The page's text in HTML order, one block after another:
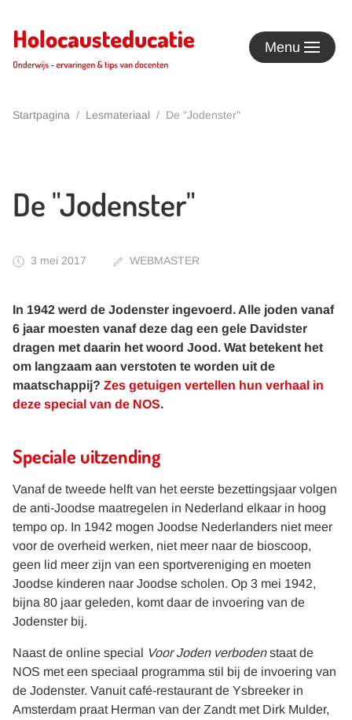
Terug naar hoofdinhoud Menu
Startpagina Lesmateriaal De "Jodenster"
De "Jodenster"
3 mei 2017 WEBMASTER
In 1942 werd de Jodenster ingevoerd. Alle joden vanaf
6 jaar moesten vanaf deze dag een gele Davidster
dragen met daarin het woord Jood. Wat betekent het
om langzaam aan verstoten te worden uit de
maatschappij? Zes getuigen vertellen hun verhaal in
deze special van de NOS.
Speciale uitzending
Vanaf de tweede helft van het eerste bezettingsjaar volgen
de anti-Joodse maatregelen in Nederland elkaar in hoog
tempo op. In 1942 mogen Joodse Nederlanders niet meer
voor de overheid werken, niet meer naar de bioscoop,
geen lid meer zijn van een sportvereniging en moeten
Joodse kinderen naar Joodse scholen. Op 3 mei 1942,
bijna 80 jaar geleden, komt daar de invoering van de
Jodenster bij.
Naast de online special Voor Joden verbodenstaat de
NOS met een speciaal programma stil bij de invoering van
de Jodenster. Vanuit café-restaurant de Ysbreeker in
Amsterdam praat Herman van der Zandt met Dirk Mulder,